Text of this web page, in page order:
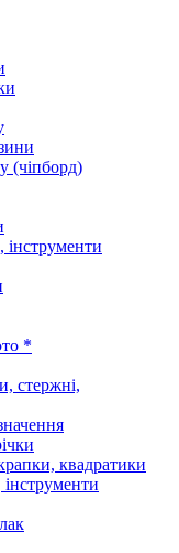
(чіпборд)
інструменти
*
стержні,
квадратики
інструменти